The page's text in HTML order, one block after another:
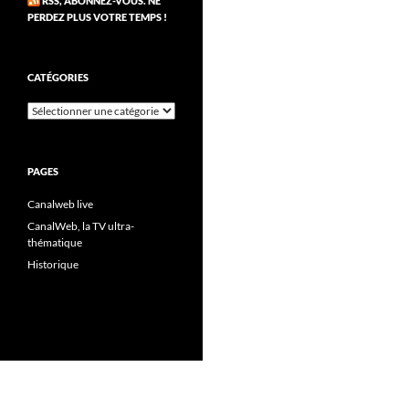
PERDEZ PLUS VOTRE TEMPS !
CATÉGORIES
Catégories
PAGES
Canalweb live
CanalWeb, la TV ultra-
thématique
Historique